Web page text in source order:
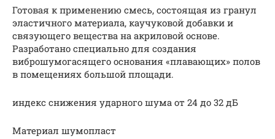
Готовая к применению смесь, состоящая из гранул
эластичного материала, каучуковой добавки и
связующего вещества на акриловой основе.
Разработано специально для создания
виброшумогасящего основания «плавающих» полов
в помещениях большой площади.
индекс снижения ударного шума от 24 до 32 дБ
Материал шумопласт